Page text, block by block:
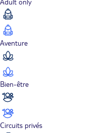
Adult only
Aventure
Bien-être
Circuits privés